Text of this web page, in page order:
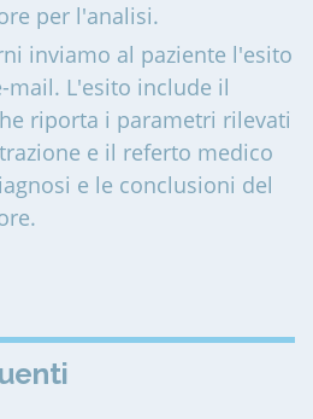
per l'analisi.
inviamo al paziente l'esito
mail. L'esito include il
riporta i parametri rilevati
e il referto medico
e le conclusioni del